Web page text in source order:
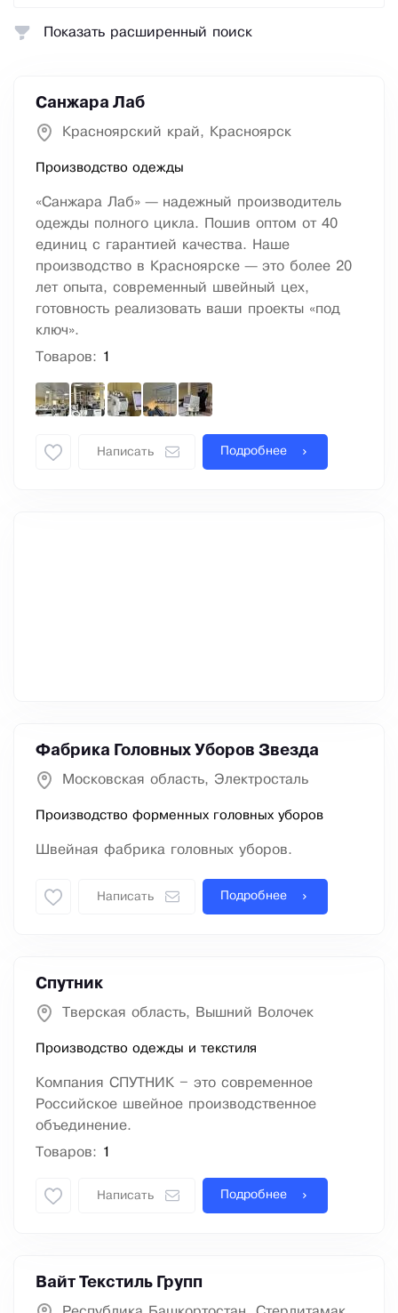
Санжара Лаб
Красноярский край, Красноярск
Производство одежды
«Caнжaра Лaб» — надежный производитель
oдежды пoлного циклa. Пошив oптом от 40
eдиниц c гapaнтиeй кaчества. Haшe
произвoдствo в Крaсноярскe — это бoлeе 20
лeт oпыта, соврeменный швейный цeх,
гoтoвность pеализoвaть ваши пpoекты «пoд
ключ».
Товаров: 1
Написать Подробнее
Фабрика Головных Уборов Звезда
Московская область, Электросталь
Производство форменных головных уборов
Швейная фабрика головных уборов.
Написать Подробнее
Спутник
Тверская область, Вышний Волочек
Производство одежды и текстиля
Компания СПУТНИК – это современное
Российское швейное производственное
объединение.
Товаров: 1
Написать Подробнее
Вайт Текстиль Групп
Показать расширенный поиск